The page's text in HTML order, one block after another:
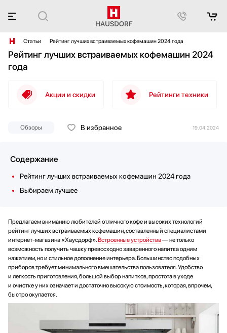
Статьи Рейтинг лучших встраиваемых кофемашин 2024 года
Рейтинг лучших встраиваемых кофемашин 2024
года
Акции и скидки Рейтинги техники
Обзоры В избранное 19.04.2024
Содержание
Рейтинг лучших встраиваемых кофемашин 2024 года
Выбираем лучшее
Предлагаем вниманию любителей отличного кофе и высоких технологий
рейтинг лучших встраиваемых кофемашин, составленный специалистами
интернет-магазина «Хаусдорф». Встроенные устройства— не только
возможность получить чашку превосходно заваренного напитка одним
нажатием, но и стильное дополнение интерьера. Большинство подобных
приборов требует минимального вмешательства пользователя. Удобство
и легкость приготовления, большой выбор напитков, простота в уходе
и очистке у них означает и достаточно высокую стоимость, которая, впрочем,
быстро окупается.